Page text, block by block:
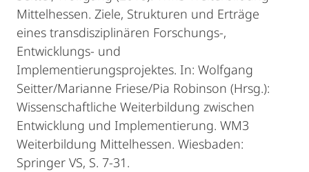
Mittelhessen. Ziele, Strukturen und Erträge
eines transdisziplinären Forschungs-,
Entwicklungs- und
Implementierungsprojektes. In: Wolfgang
Seitter/Marianne Friese/Pia Robinson (Hrsg.):
Wissenschaftliche Weiterbildung zwischen
Entwicklung und Implementierung. WM3
Weiterbildung Mittelhessen. Wiesbaden:
Springer VS, S. 7-31.